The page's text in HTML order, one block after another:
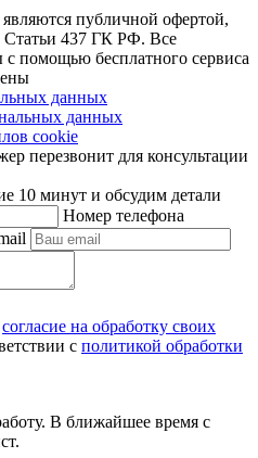
публичной офертой,
Статьи 437 ГК РФ. Все
помощью бесплатного сервиса
данных
данных
cookie
перезвонит для консультации
10 минут и обсудим детали
Номер телефона
согласие на обработку своих
с политикой обработки
В ближайшее время с